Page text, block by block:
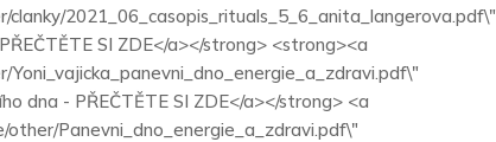
2021_06_casopis_rituals_5_6_anita_langerova.pdf\"
SI ZDE</a></strong> <strong><a
dna - PŘEČTĚTE SI ZDE</a></strong> <a
Panevni_dno_energie_a_zdravi.pdf\"